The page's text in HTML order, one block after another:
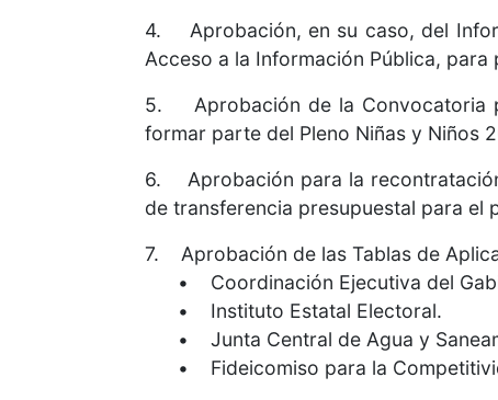
4. Aprobación, en su caso, del
Acceso a la Información Pública,
5. Aprobación de la Convocatoria
formar parte del Pleno Niñas y Niños
6. Aprobación para la
de transferencia presupuestal para el
7. Aprobación de las Tablas de
• Coordinación Ejecutiva del
• Instituto Estatal Electoral.
• Junta Central de Agua y
• Fideicomiso para la